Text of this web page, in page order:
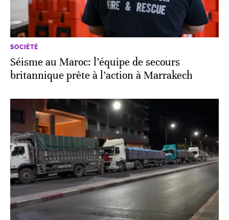
SOCIÉTÉ
Séisme au Maroc: l’équipe de secours
britannique prête à l’action à Marrakech